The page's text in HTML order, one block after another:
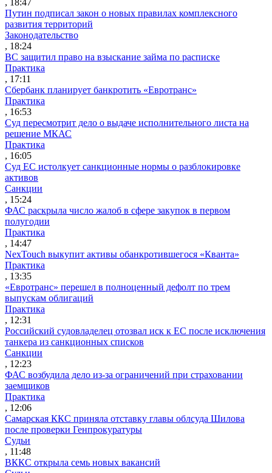
Путин подписал закон о новых правилах комплексного
развития территорий
Законодательство
, 18:24
ВС защитил право на взыскание займа по расписке
Практика
, 17:11
Сбербанк планирует банкротить «Евротранс»
Практика
, 16:53
Суд пересмотрит дело о выдаче исполнительного листа на
решение МКАС
Практика
, 16:05
Суд ЕС истолкует санкционные нормы о разблокировке
активов
Санкции
, 15:24
ФАС раскрыла число жалоб в сфере закупок в первом
полугодии
Практика
, 14:47
NexTouch выкупит активы обанкротившегося «Кванта»
Практика
, 13:35
«Евротранс» перешел в полноценный дефолт по трем
выпускам облигаций
Практика
, 12:31
Российский судовладелец отозвал иск к ЕС после исключения
танкера из санкционных списков
Санкции
, 12:23
ФАС возбудила дело из-за ограничений при страховании
заемщиков
Практика
, 12:06
Самарская ККС приняла отставку главы облсуда Шилова
после проверки Генпрокуратуры
Судьи
, 11:48
ВККС открыла семь новых вакансий